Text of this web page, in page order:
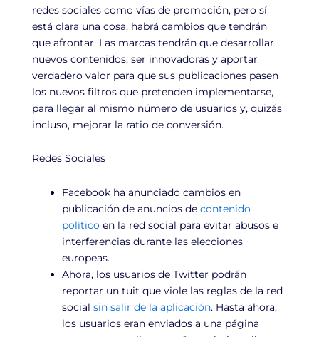
redes sociales como vías de promoción, pero sí
está clara una cosa, habrá cambios que tendrán
que afrontar. Las marcas tendrán que desarrollar
nuevos contenidos, ser innovadoras y aportar
verdadero valor para que sus publicaciones pasen
los nuevos filtros que pretenden implementarse,
para llegar al mismo número de usuarios y, quizás
incluso, mejorar la ratio de conversión.
Redes Sociales
Facebook ha anunciado cambios en
publicación de anuncios de contenido
políticoen la red social para evitar abusos e
interferencias durante las elecciones
europeas.
Ahora, los usuarios de Twitter podrán
reportar un tuit que viole las reglas de la red
social sin salir de la aplicación. Hasta ahora,
los usuarios eran enviados a una página